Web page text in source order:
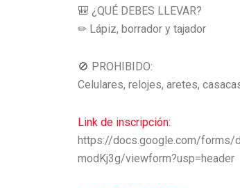
🎒 ¿QUÉ DEBES LLEVAR?
✏ Lápiz, borrador y tajador
🚫 PROHIBIDO:
Celulares, relojes, aretes,
Link de inscripción:
https://docs.google.com/forms/
modKj3g/viewform?usp=header